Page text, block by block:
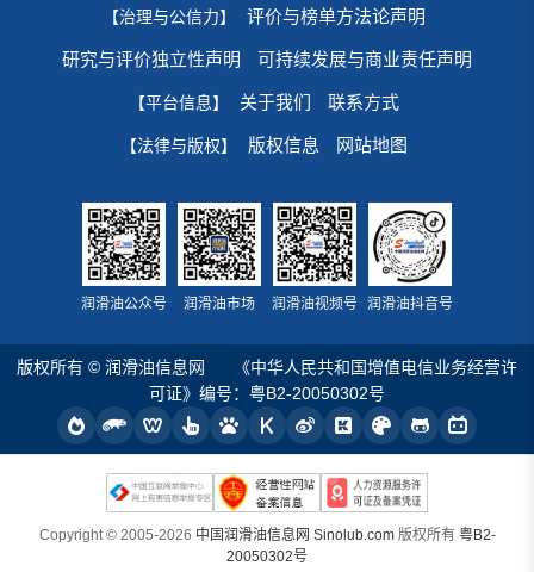
【治理与公信力】 评价与榜单方法论声明
研究与评价独立性声明 可持续发展与商业责任声明
【平台信息】 关于我们 联系方式
【法律与版权】 版权信息 网站地图
润滑油公众号 润滑油市场 润滑油视频号 润滑油抖音号
版权所有 © 润滑油信息网
《中华人民共和国增值电信业务经营许
可证》编号：粤B2-20050302号
Copyright © 2005-2026 中国润滑油信息网 Sinolub.com版权所有 粤B2-
20050302号